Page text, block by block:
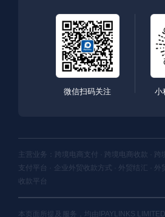
微信扫码关注 小
主营业务：跨境电商支付 · 跨境电商收款 · 跨
支付平台 · 企业外贸收款方式 · 外贸结汇 · 外
收款平台
本页面所提及服务，均由IPAYLINKS